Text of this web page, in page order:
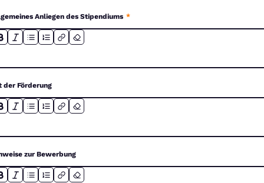
Anliegen des Stipendiums *
der Förderung
zur Bewerbung